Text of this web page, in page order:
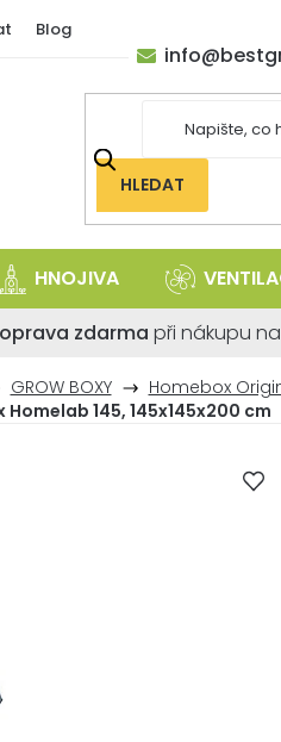
Blog
HLEDAT
info@
HNOJIVA
zdarma při nákupu
GROW BOXY Homebox
Homelab 145, 145x145x200 cm